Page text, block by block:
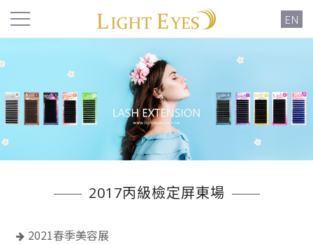
EN
2017丙級檢定屏東場
2021春季美容展